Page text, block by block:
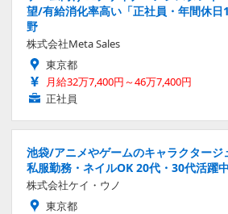
望/有給消化率高い「正社員・年間休日
野
株式会社Meta Sales
東京都
月給32万7,400円～46万7,400円
正社員
池袋/アニメやゲームのキャラクタージ
私服勤務・ネイルOK 20代・30代活躍中
株式会社ケイ・ウノ
東京都